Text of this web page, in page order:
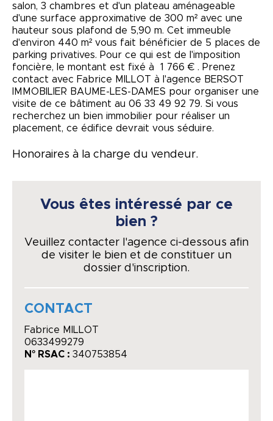
salon, 3 chambres et d'un plateau aménageable
d'une surface approximative de 300 m² avec une
hauteur sous plafond de 5,90 m. Cet immeuble
d'environ 440 m² vous fait bénéficier de 5 places de
parking privatives. Pour ce qui est de l'imposition
foncière, le montant est fixé à 1 766 € . Prenez
contact avec Fabrice MILLOT à l'agence BERSOT
IMMOBILIER BAUME-LES-DAMES pour organiser une
visite de ce bâtiment au 06 33 49 92 79. Si vous
recherchez un bien immobilier pour réaliser un
placement, ce édifice devrait vous séduire.
Honoraires à la charge du vendeur.
Vous êtes intéressé par ce
bien ?
Veuillez contacter l'agence ci-dessous afin
de visiter le bien et de constituer un
dossier d'inscription.
CONTACT
Fabrice MILLOT
0633499279
N° RSAC : 340753854